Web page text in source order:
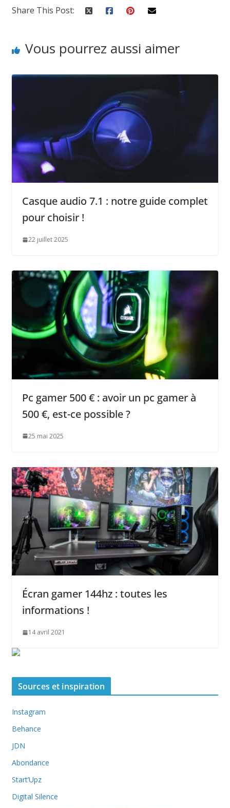
Share This Post:
Vous pourrez aussi aimer
Casque audio 7.1 : notre guide complet
pour choisir !
22 juillet 2025
Pc gamer 500 € : avoir un pc gamer à
500 €, est-ce possible ?
25 mai 2025
Écran gamer 144hz : toutes les
informations !
14 avril 2021
Sources et inspiration
Instagram
Behance
JDN
Abondance
Start’Upz
Digital Silence